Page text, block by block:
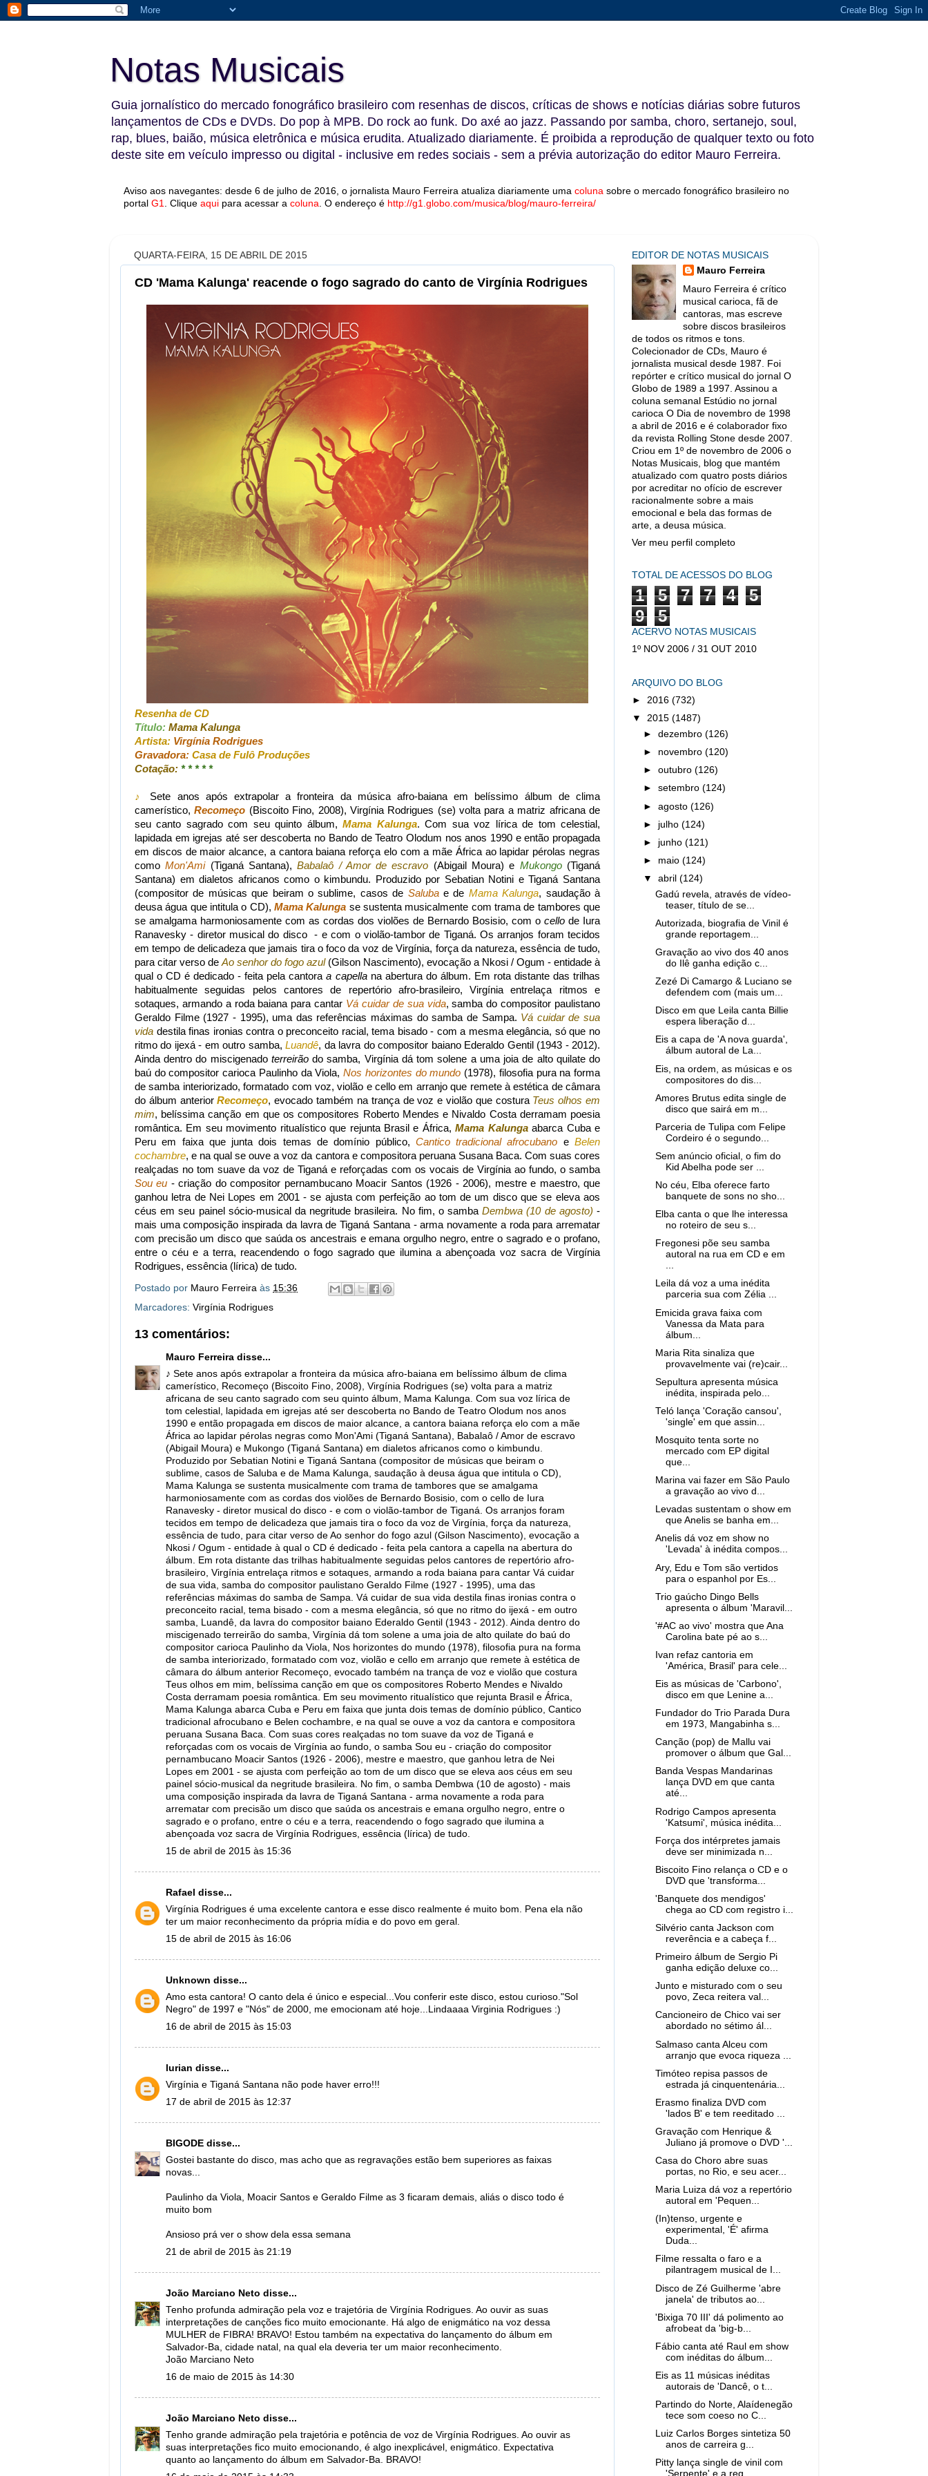
Notas Musicais
Guia jornalístico do mercado fonográfico brasileiro com resenhas de discos, críticas de shows e notícias diárias sobre futuros
lançamentos de CDs e DVDs. Do pop à MPB. Do rock ao funk. Do axé ao jazz. Passando por samba, choro, sertanejo, soul,
rap, blues, baião, música eletrônica e música erudita. Atualizado diariamente. É proibida a reprodução de qualquer texto ou foto
deste site em veículo impresso ou digital - inclusive em redes sociais - sem a prévia autorização do editor Mauro Ferreira.
Aviso aos navegantes: desde 6 de julho de 2016, o jornalista Mauro Ferreira atualiza diariamente uma coluna sobre o mercado fonográfico brasileiro no
portal G1 Clique aqui para acessar a coluna O endereço é http://g1.globo.com/musica/blog/mauro-ferreira/
QUARTA-FEIRA, 15 DE ABRIL DE 2015
CD 'Mama Kalunga' reacende o fogo sagrado do canto de Virgínia Rodrigues
Resenha de CD
Título: Mama Kalunga
Artista: Virgínia Rodrigues
Gravadora: Casa de Fulô Produções
Cotação: * * * * *
♪
Sete anos após extrapolar a fronteira da música afro-baiana em belíssimo álbum de clima
camerístico,Recomeço (Biscoito Fino, 2008), Virgínia Rodrigues (se) volta para a matriz africana de
seu canto sagrado com seu quinto álbum,Mama Kalunga. Com sua voz lírica de tom celestial,
lapidada em igrejas até ser descoberta no Bando de Teatro Olodum nos anos 1990 e então propagada
em discos de maior alcance, a cantora baiana reforça elo com a mãe África ao lapidar pérolas negras
comoMon'Ami(Tiganá Santana), Babalaô / Amor de escravo (Abigail Moura) e Mukongo(Tiganá
Santana) em dialetos africanos como o kimbundu. Produzido por Sebatian Notini e Tiganá Santana
(compositor de músicas que beiram o sublime, casos de Salubae de Mama Kalunga, saudação à
deusa água que intitula o CD), Mama Kalunga se sustenta musicalmente com trama de tambores que
se amalgama harmoniosamente com as cordas dos violões de Bernardo Bosisio, com o cello de Iura
Ranavesky - diretor musical do disco - e com o violão-tambor de Tiganá. Os arranjos foram tecidos
em tempo de delicadeza que jamais tira o foco da voz de Virgínia, força da natureza, essência de tudo,
para citar verso de Ao senhor do fogo azul(Gilson Nascimento), evocação a Nkosi / Ogum - entidade à
qual o CD é dedicado - feita pela cantoraa capellana abertura do álbum. Em rota distante das trilhas
habitualmente seguidas pelos cantores de repertório afro-brasileiro, Virgínia entrelaça ritmos e
sotaques, armando a roda baiana para cantar Vá cuidar de sua vida, samba do compositor paulistano
Geraldo Filme (1927 - 1995), uma das referências máximas do samba de Sampa. Vá cuidar de sua
vida destila finas ironias contra o preconceito racial, tema bisado - com a mesma elegância, só que no
ritmo do ijexá - em outro samba,Luandê, da lavra do compositor baiano Ederaldo Gentil (1943 - 2012).
Ainda dentro do miscigenado terreirãodo samba, Virgínia dá tom solene a uma joia de alto quilate do
baú do compositor carioca Paulinho da Viola,Nos horizontes do mundo (1978), filosofia pura na forma
de samba interiorizado, formatado com voz, violão e cello em arranjo que remete à estética de câmara
do álbum anteriorRecomeço, evocado também na trança de voz e violão que costura Teus olhos em
mim, belíssima canção em que os compositores Roberto Mendes e Nivaldo Costa derramam poesia
romântica. Em seu movimento ritualístico que rejunta Brasil e África,Mama Kalungaabarca Cuba e
Peru em faixa que junta dois temas de domínio público, Cantico tradicional afrocubano eBelen
cochambre, e na qual se ouve a voz da cantora e compositora peruana Susana Baca. Com suas cores
realçadas no tom suave da voz de Tiganá e reforçadas com os vocais de Virgínia ao fundo, o samba
Sou eu - criação do compositor pernambucano Moacir Santos (1926 - 2006), mestre e maestro, que
ganhou letra de Nei Lopes em 2001 - se ajusta com perfeição ao tom de um disco que se eleva aos
céus em seu painel sócio-musical da negritude brasileira. No fim, o sambaDembwa (10 de agosto) -
mais uma composição inspirada da lavra de Tiganá Santana - arma novamente a roda para arrematar
com precisão um disco que saúda os ancestrais e emana orgulho negro, entre o sagrado e o profano,
entre o céu e a terra, reacendendo o fogo sagrado que ilumina a abençoada voz sacra de Virgínia
Rodrigues, essência (lírica) de tudo.
Postado por Mauro Ferreira às 15:36
Marcadores: Virgínia Rodrigues
13 comentários:
Mauro Ferreira disse...
♪ Sete anos após extrapolar a fronteira da música afro-baiana em belíssimo álbum de clima
camerístico, Recomeço (Biscoito Fino, 2008), Virgínia Rodrigues (se) volta para a matriz
africana de seu canto sagrado com seu quinto álbum, Mama Kalunga. Com sua voz lírica de
tom celestial, lapidada em igrejas até ser descoberta no Bando de Teatro Olodum nos anos
1990 e então propagada em discos de maior alcance, a cantora baiana reforça elo com a mãe
África ao lapidar pérolas negras como Mon'Ami (Tiganá Santana), Babalaô / Amor de escravo
(Abigail Moura) e Mukongo (Tiganá Santana) em dialetos africanos como o kimbundu.
Produzido por Sebatian Notini e Tiganá Santana (compositor de músicas que beiram o
sublime, casos de Saluba e de Mama Kalunga, saudação à deusa água que intitula o CD),
Mama Kalunga se sustenta musicalmente com trama de tambores que se amalgama
harmoniosamente com as cordas dos violões de Bernardo Bosisio, com o cello de Iura
Ranavesky - diretor musical do disco - e com o violão-tambor de Tiganá. Os arranjos foram
tecidos em tempo de delicadeza que jamais tira o foco da voz de Virgínia, força da natureza,
essência de tudo, para citar verso de Ao senhor do fogo azul (Gilson Nascimento), evocação a
Nkosi / Ogum - entidade à qual o CD é dedicado - feita pela cantora a capella na abertura do
álbum. Em rota distante das trilhas habitualmente seguidas pelos cantores de repertório afro-
brasileiro, Virgínia entrelaça ritmos e sotaques, armando a roda baiana para cantar Vá cuidar
de sua vida, samba do compositor paulistano Geraldo Filme (1927 - 1995), uma das
referências máximas do samba de Sampa. Vá cuidar de sua vida destila finas ironias contra o
preconceito racial, tema bisado - com a mesma elegância, só que no ritmo do ijexá - em outro
samba, Luandê, da lavra do compositor baiano Ederaldo Gentil (1943 - 2012). Ainda dentro do
miscigenado terreirão do samba, Virgínia dá tom solene a uma joia de alto quilate do baú do
compositor carioca Paulinho da Viola, Nos horizontes do mundo (1978), filosofia pura na forma
de samba interiorizado, formatado com voz, violão e cello em arranjo que remete à estética de
câmara do álbum anterior Recomeço, evocado também na trança de voz e violão que costura
Teus olhos em mim, belíssima canção em que os compositores Roberto Mendes e Nivaldo
Costa derramam poesia romântica. Em seu movimento ritualístico que rejunta Brasil e África,
Mama Kalunga abarca Cuba e Peru em faixa que junta dois temas de domínio público, Cantico
tradicional afrocubano e Belen cochambre, e na qual se ouve a voz da cantora e compositora
peruana Susana Baca. Com suas cores realçadas no tom suave da voz de Tiganá e
reforçadas com os vocais de Virgínia ao fundo, o samba Sou eu - criação do compositor
pernambucano Moacir Santos (1926 - 2006), mestre e maestro, que ganhou letra de Nei
Lopes em 2001 - se ajusta com perfeição ao tom de um disco que se eleva aos céus em seu
painel sócio-musical da negritude brasileira. No fim, o samba Dembwa (10 de agosto) - mais
uma composição inspirada da lavra de Tiganá Santana - arma novamente a roda para
arrematar com precisão um disco que saúda os ancestrais e emana orgulho negro, entre o
sagrado e o profano, entre o céu e a terra, reacendendo o fogo sagrado que ilumina a
abençoada voz sacra de Virgínia Rodrigues, essência (lírica) de tudo.
15 de abril de 2015 às 15:36
Rafael disse...
Virgínia Rodrigues é uma excelente cantora e esse disco realmente é muito bom. Pena ela não
ter um maior reconhecimento da própria mídia e do povo em geral.
15 de abril de 2015 às 16:06
Unknown disse...
Amo esta cantora! O canto dela é único e especial...Vou conferir este disco, estou curioso."Sol
Negro" de 1997 e "Nós" de 2000, me emocionam até hoje...Lindaaaa Virginia Rodrigues :)
16 de abril de 2015 às 15:03
lurian disse...
Virgínia e Tiganá Santana não pode haver erro!!!
17 de abril de 2015 às 12:37
BIGODE disse...
Gostei bastante do disco, mas acho que as regravações estão bem superiores as faixas
novas...
Paulinho da Viola, Moacir Santos e Geraldo Filme as 3 ficaram demais, aliás o disco todo é
muito bom
Ansioso prá ver o show dela essa semana
21 de abril de 2015 às 21:19
João Marciano Neto disse...
Tenho profunda admiração pela voz e trajetória de Virgínia Rodrigues. Ao ouvir as suas
interpretações de canções fico muito emocionante. Há algo de enigmático na voz dessa
MULHER de FIBRA! BRAVO! Estou também na expectativa do lançamento do álbum em
Salvador-Ba, cidade natal, na qual ela deveria ter um maior reconhecimento.
João Marciano Neto
16 de maio de 2015 às 14:30
João Marciano Neto disse...
Tenho grande admiração pela trajetória e potência de voz de Virgínia Rodrigues. Ao ouvir as
suas interpretações fico muito emocionando, é algo inexplicável, enigmático. Expectativa
quanto ao lançamento do álbum em Salvador-Ba. BRAVO!
EDITOR DE NOTAS MUSICAIS
Mauro Ferreira
Mauro Ferreira é crítico
musical carioca, fã de
cantoras, mas escreve
sobre discos brasileiros
de todos os ritmos e tons.
Colecionador de CDs, Mauro é
jornalista musical desde 1987. Foi
repórter e crítico musical do jornal O
Globo de 1989 a 1997. Assinou a
coluna semanal Estúdio no jornal
carioca O Dia de novembro de 1998
a abril de 2016 e é colaborador fixo
da revista Rolling Stone desde 2007.
Criou em 1º de novembro de 2006 o
Notas Musicais, blog que mantém
atualizado com quatro posts diários
por acreditar no ofício de escrever
racionalmente sobre a mais
emocional e bela das formas de
arte, a deusa música.
Ver meu perfil completo
TOTAL DE ACESSOS DO BLOG
1 5 7 7 4
5
9
5
ACERVO NOTAS MUSICAIS
1º NOV 2006 / 31 OUT 2010
ARQUIVO DO BLOG
► 2016 (732)
▼ 2015 (1487)
►dezembro(126)
► novembro(120)
►outubro(126)
►setembro(124)
►agosto(126)
► julho(124)
► junho(121)
► maio(124)
▼abril(124)
Gadú revela, através de vídeo-
teaser, título de se...
Autorizada, biografia de Vinil é
grande reportagem...
Gravação ao vivo dos 40 anos
do Ilê ganha edição c...
Zezé Di Camargo & Luciano se
defendem com (mais um...
Disco em que Leila canta Billie
espera liberação d...
Eis a capa de 'A nova guarda',
álbum autoral de La...
Eis, na ordem, as músicas e os
compositores do dis...
Amores Brutus edita single de
disco que sairá em m...
Parceria de Tulipa com Felipe
Cordeiro é o segundo...
Sem anúncio oficial, o fim do
Kid Abelha pode ser ...
No céu, Elba oferece farto
banquete de sons no sho...
Elba canta o que lhe interessa
no roteiro de seu s...
Fregonesi põe seu samba
autoral na rua em CD e em
...
Leila dá voz a uma inédita
parceria sua com Zélia ...
Emicida grava faixa com
Vanessa da Mata para
álbum...
Maria Rita sinaliza que
provavelmente vai (re)cair...
Sepultura apresenta música
inédita, inspirada pelo...
Teló lança 'Coração cansou',
'single' em que assin...
Mosquito tenta sorte no
mercado com EP digital
que...
Marina vai fazer em São Paulo
a gravação ao vivo d...
Levadas sustentam o show em
que Anelis se banha em...
Anelis dá voz em show no
'Levada' à inédita compos...
Ary, Edu e Tom são vertidos
para o espanhol por Es...
Trio gaúcho Dingo Bells
apresenta o álbum 'Maravil...
'#AC ao vivo' mostra que Ana
Carolina bate pé ao s...
Ivan refaz cantoria em
'América, Brasil' para cele...
Eis as músicas de 'Carbono',
disco em que Lenine a...
Fundador do Trio Parada Dura
em 1973, Mangabinha s...
Canção (pop) de Mallu vai
promover o álbum que Gal...
Banda Vespas Mandarinas
lança DVD em que canta
até...
Rodrigo Campos apresenta
'Katsumi', música inédita...
Força dos intérpretes jamais
deve ser minimizada n...
Biscoito Fino relança o CD e o
DVD que 'transforma...
'Banquete dos mendigos'
chega ao CD com registro i...
Silvério canta Jackson com
reverência e a cabeça f...
Primeiro álbum de Sergio Pi
ganha edição deluxe co...
Junto e misturado com o seu
povo, Zeca reitera val...
Cancioneiro de Chico vai ser
abordado no sétimo ál...
Salmaso canta Alceu com
arranjo que evoca riqueza ...
Timóteo repisa passos de
estrada já cinquentenária...
Erasmo finaliza DVD com
'lados B' e tem reeditado ...
Gravação com Henrique &
Juliano já promove o DVD '...
Casa do Choro abre suas
portas, no Rio, e seu acer...
Maria Luiza dá voz a repertório
autoral em 'Pequen...
(In)tenso, urgente e
experimental, 'É' afirma
Duda...
Filme ressalta o faro e a
pilantragem musical de I...
Disco de Zé Guilherme 'abre
janela' de tributos ao...
'Bixiga 70 III' dá polimento ao
afrobeat da 'big-b...
Fábio canta até Raul em show
com inéditas do álbum...
Eis as 11 músicas inéditas
autorais de 'Dancê, o t...
Partindo do Norte, Alaídenegão
tece som coeso no C...
Luiz Carlos Borges sintetiza 50
anos de carreira g...
Pitty lança single de vinil com
'Serpente' e a reg...